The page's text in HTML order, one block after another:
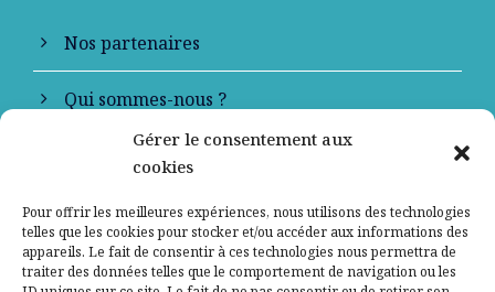
Gérer le consentement aux
cookies
Pour offrir les meilleures expériences, nous utilisons des technologies
telles que les cookies pour stocker et/ou accéder aux informations des
appareils. Le fait de consentir à ces technologies nous permettra de
traiter des données telles que le comportement de navigation ou les
Nos partenaires
Qui sommes-nous ?
Contactez-nous
Mentions légales
Politique de confidentialité